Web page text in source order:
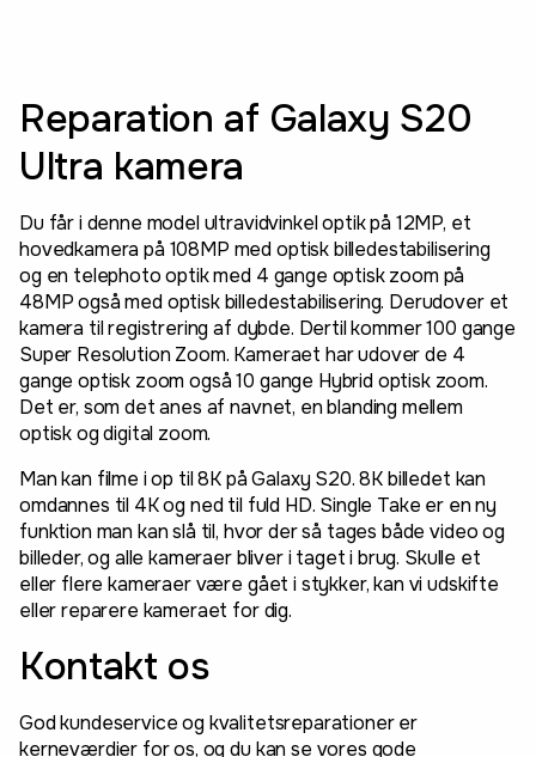
Reparation af Galaxy S20
Ultra kamera
Du får i denne model ultravidvinkel optik på 12MP, et
hovedkamera på 108MP med optisk billedestabilisering
og en telephoto optik med 4 gange optisk zoom på
48MP også med optisk billedestabilisering. Derudover et
kamera til registrering af dybde. Dertil kommer 100 gange
Super Resolution Zoom. Kameraet har udover de 4
gange optisk zoom også 10 gange Hybrid optisk zoom.
Det er, som det anes af navnet, en blanding mellem
optisk og digital zoom.
Man kan filme i op til 8K på Galaxy S20. 8K billedet kan
omdannes til 4K og ned til fuld HD. Single Take er en ny
funktion man kan slå til, hvor der så tages både video og
billeder, og alle kameraer bliver i taget i brug. Skulle et
eller flere kameraer være gået i stykker, kan vi udskifte
eller reparere kameraet for dig.
Kontakt os
God kundeservice og kvalitetsreparationer er
kerneværdier for os, og du kan se vores gode